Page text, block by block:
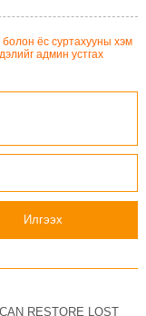
ёс суртахууны хэм
админ устгах
Илгээх
RESTORE LOST